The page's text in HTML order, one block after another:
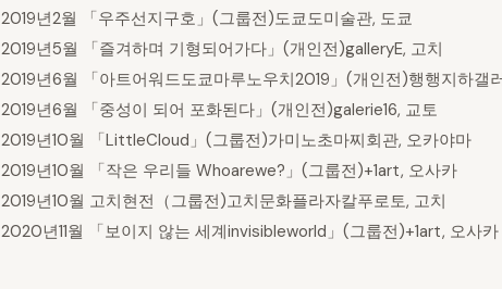
2019년2월 「우주선지구호」(그룹전)도쿄도미술관, 도쿄
2019년5월 「즐겨하며 기형되어가다」(개인전)galleryE, 고치
2019년6월 「아트어워드도쿄마루노우치2019」(개인전)행행지하갤
2019년6월 「중성이 되어 포화된다」(개인전)galerie16, 교토
2019년10월 「LittleCloud」(그룹전)가미노초마찌회관, 오카야마
2019년10월 「작은 우리들 Whoarewe?」(그룹전)+1art, 오사카
2019년10월 고치현전（그룹전)고치문화플라자칼푸로토, 고치
2020년11월 「보이지 않는 세계invisibleworld」(그룹전)+1art, 오사카